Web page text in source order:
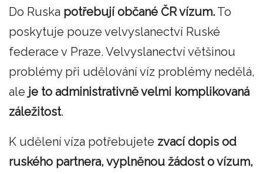
Do Ruska potřebují občané ČR vízum. To
poskytuje pouze velvyslanectví Ruské
federace v Praze. Velvyslanectví většinou
problémy při udělování víz problémy nedělá,
ale je to administrativně velmi komplikovaná
záležitost.
K udělení víza potřebujete zvací dopis od
ruského partnera, vyplněnou žádost o vízum,